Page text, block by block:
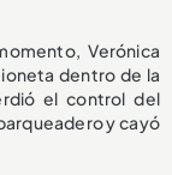
Verónica
dentro de la
el control del
y cayó